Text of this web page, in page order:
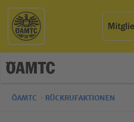
ÖAMTC RÜCKRUFAKTIONEN